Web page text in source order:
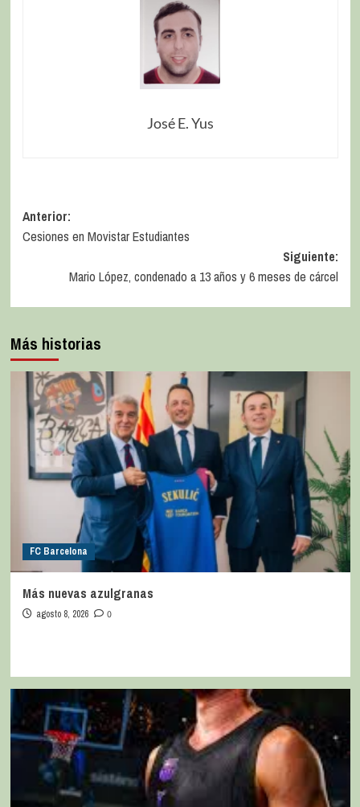
José E. Yus
Anterior:
Cesiones en Movistar Estudiantes
Siguiente:
Mario López, condenado a 13 años y 6 meses de cárcel
Más historias
FC Barcelona
Más nuevas azulgranas
agosto 8, 2026 0